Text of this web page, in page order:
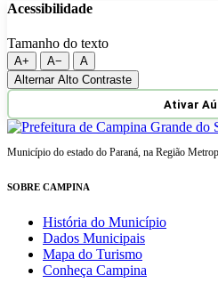
Acessibilidade
Tamanho do texto
A+ A−
A
Alternar Alto Contraste
Ativar
Município do estado do Paraná, na Região
SOBRE CAMPINA
História do Município
Dados Municipais
Mapa do Turismo
Conheça Campina